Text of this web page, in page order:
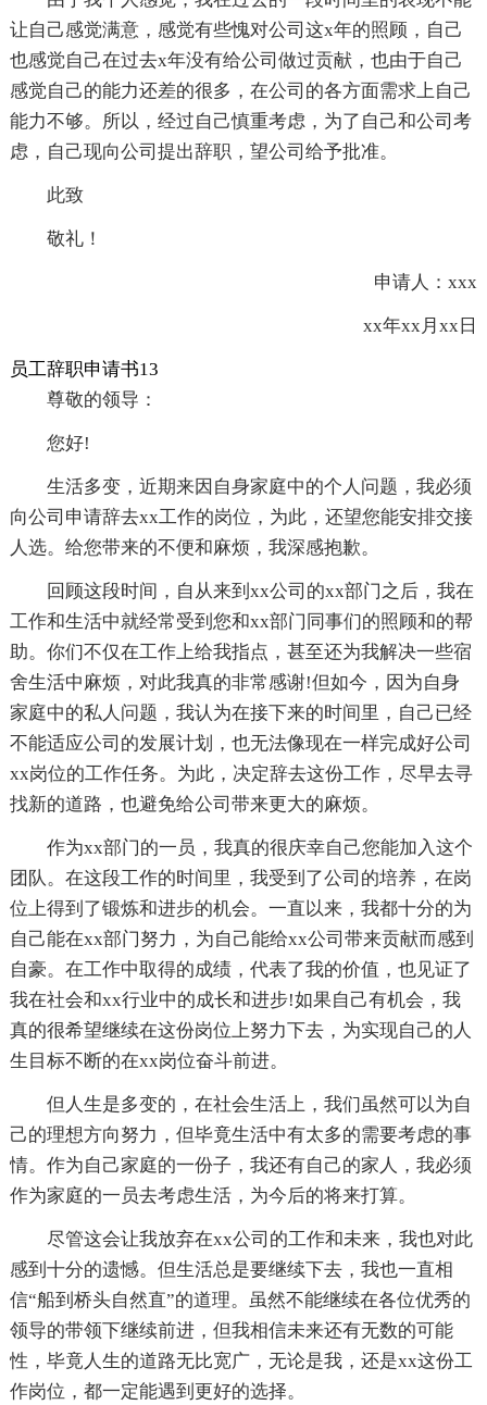
让自己感觉满意，感觉有些愧对公司这x年的照顾，自己
也感觉自己在过去x年没有给公司做过贡献，也由于自己
感觉自己的能力还差的很多，在公司的各方面需求上自己
能力不够。所以，经过自己慎重考虑，为了自己和公司考
虑，自己现向公司提出辞职，望公司给予批准。
此致
敬礼！
申请人：xxx
xx年xx月xx日
员工辞职申请书13
尊敬的领导：
您好!
生活多变，近期来因自身家庭中的个人问题，我必须
向公司申请辞去xx工作的岗位，为此，还望您能安排交接
人选。给您带来的不便和麻烦，我深感抱歉。
回顾这段时间，自从来到xx公司的xx部门之后，我在
工作和生活中就经常受到您和xx部门同事们的照顾和的帮
助。你们不仅在工作上给我指点，甚至还为我解决一些宿
舍生活中麻烦，对此我真的非常感谢!但如今，因为自身
家庭中的私人问题，我认为在接下来的时间里，自己已经
不能适应公司的发展计划，也无法像现在一样完成好公司
xx岗位的工作任务。为此，决定辞去这份工作，尽早去寻
找新的道路，也避免给公司带来更大的麻烦。
作为xx部门的一员，我真的很庆幸自己您能加入这个
团队。在这段工作的时间里，我受到了公司的培养，在岗
位上得到了锻炼和进步的机会。一直以来，我都十分的为
自己能在xx部门努力，为自己能给xx公司带来贡献而感到
自豪。在工作中取得的成绩，代表了我的价值，也见证了
我在社会和xx行业中的成长和进步!如果自己有机会，我
真的很希望继续在这份岗位上努力下去，为实现自己的人
生目标不断的在xx岗位奋斗前进。
但人生是多变的，在社会生活上，我们虽然可以为自
己的理想方向努力，但毕竟生活中有太多的需要考虑的事
情。作为自己家庭的一份子，我还有自己的家人，我必须
作为家庭的一员去考虑生活，为今后的将来打算。
尽管这会让我放弃在xx公司的工作和未来，我也对此
感到十分的遗憾。但生活总是要继续下去，我也一直相
信“船到桥头自然直”的道理。虽然不能继续在各位优秀的
领导的带领下继续前进，但我相信未来还有无数的可能
性，毕竟人生的道路无比宽广，无论是我，还是xx这份工
作岗位，都一定能遇到更好的选择。